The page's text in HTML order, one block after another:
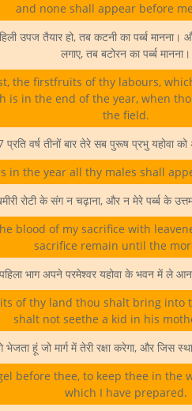
and none shall appear before
उपज तैयार हो, तब कटनी का पर्ब्ब
लगाए, तब बटोरन का पर्ब्ब मानना।
the firstfruits of thy labours,
is in the end of the year, when
the field.
प्रति वर्ष तीनों बार तेरे सब पुरूष प्रभु यहोवा
in the year all thy males shall
रोटी के संग न चढ़ाना, और न मेरे पर्ब्ब के
blood of my sacrifice with
sacrifice remain until the
भाग अपने परमेश्वर यहोवा के भवन में ले
of thy land thou shalt bring into
shalt not seethe a kid in his
हूं जो मार्ग में तेरी रक्षा करेगा, और जिस
before thee, to keep thee in the
which I have prepared.